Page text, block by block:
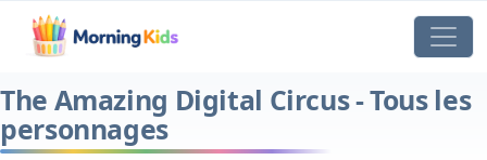
The Amazing Digital Circus - Tous les
personnages